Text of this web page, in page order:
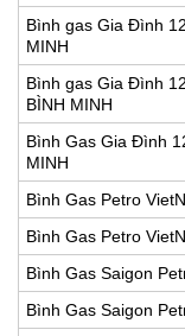
Bình gas Gia Đình
MINH
Bình gas Gia Đình
BÌNH MINH
Bình Gas Gia Đình
MINH
Bình Gas Petro
Bình Gas Petro
Bình Gas Saigon
Bình Gas Saigon